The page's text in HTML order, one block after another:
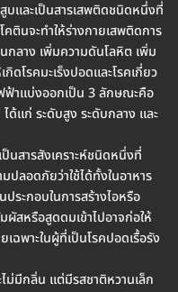
บและเป็นสารเสพติดชนิดหนึ่งที่
ตินจะทำให้ร่างกายเสพติดการ
นกลาง เพิ่มความดันโลหิต เพิ่ม
กิดโรคมะเร็งปอดและโรคเกี่ยว
ฟ้าแบ่งออกเป็น 3 ลักษณะคือ
ด้แก่ ระดับสูง ระดับกลาง และ
นสารสังเคราะห์ชนิดหนึ่งที่
ปลอดภัยว่าใช้ได้ทั้งในอาหาร
ประกอบในการสร้างไอหรือ
สหรือสูดดมเข้าไปอาจก่อให้
ฉพาะในผู้ที่เป็นโรคปอดเรื้อรัง
ม่มีกลิ่น แต่มีรสชาติหวานเล็ก